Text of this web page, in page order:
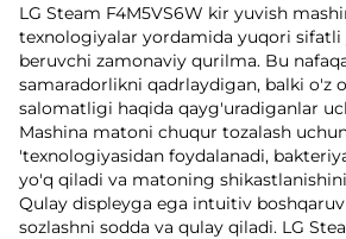
LG Steam F4M5VS6W kir yuvish
texnologiyalar yordamida yuqori
beruvchi zamonaviy qurilma. Bu
samaradorlikni qadrlaydigan, balki o'z
salomatligi haqida qayg'uradiganlar
Mashina matoni chuqur tozalash
'texnologiyasidan foydalanadi,
yo'q qiladi va matoning
Qulay displeyga ega intuitiv
sozlashni sodda va qulay qiladi. LG